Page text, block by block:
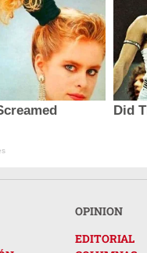
Did
OPINION
EDITORIAL